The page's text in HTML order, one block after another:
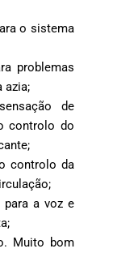
o sistema
problemas
azia;
de
controlo do
controlo da
para a voz e
Muito bom